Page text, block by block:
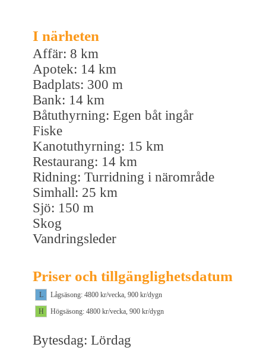
I närheten
Affär: 8 km
Apotek: 14 km
Badplats: 300 m
Bank: 14 km
Båtuthyrning: Egen båt ingår
Fiske
Kanotuthyrning: 15 km
Restaurang: 14 km
Ridning: Turridning i närområde
Simhall: 25 km
Sjö: 150 m
Skog
Vandringsleder
Priser och tillgänglighetsdatum
L
Lågsäsong: 4800 kr/vecka, 900 kr/dygn
H
Högsäsong: 4800 kr/vecka, 900 kr/dygn
Bytesdag: Lördag